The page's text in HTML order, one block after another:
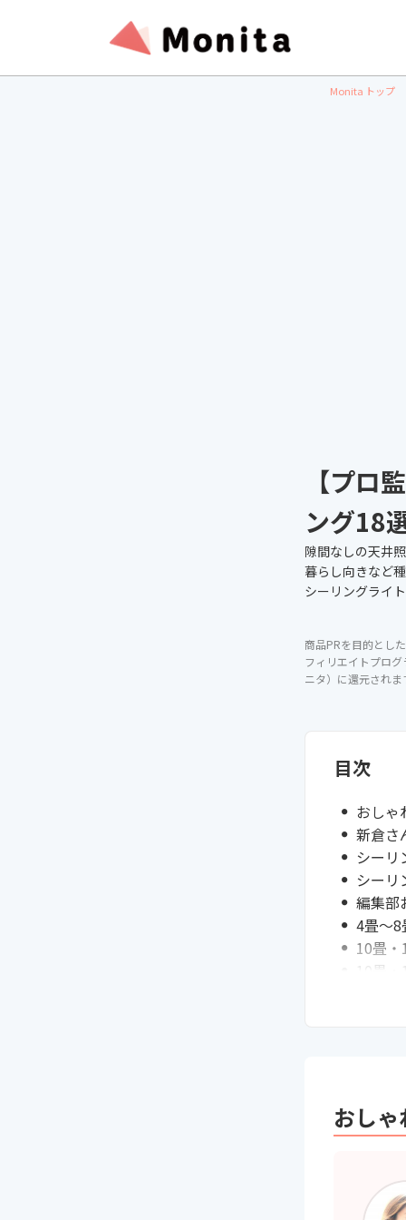
Monita トップ
【プロ
ング18
隙間なしの天井
暮らし向きなど
シーリングライ
商品PRを目的とし
フィリエイトプロ
ニタ）に還元されま
目次
おしゃ
新倉さ
シーリ
シーリ
編集部
4畳～8
10畳
10畳
シー
まとめ
おし